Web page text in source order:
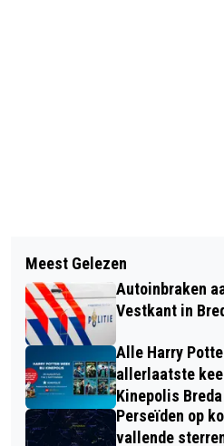
SAMEN LEZEN IS
MEE AAN EEN
SENIA?
DE HYPOTHEKER:
STARTERS KOPEN
ALLEEN
Meest Gelezen
Autoinbraken
Vestkant in
Alle Harry
allerlaatste
Kinepolis Breda
Perseïden op
vallende